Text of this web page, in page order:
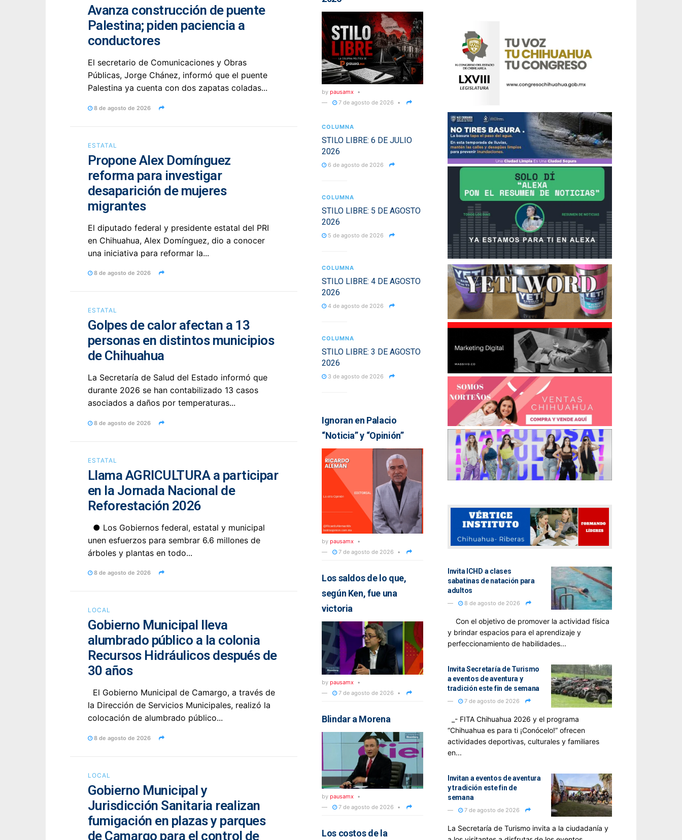
Avanza construcción de puente
Palestina; piden paciencia a
conductores
El secretario de Comunicaciones y Obras
Públicas, Jorge Chánez, informó que el puente
Palestina ya cuenta con dos zapatas coladas...
8 de agosto de 2026
ESTATAL
Propone Alex Domínguez
reforma para investigar
desaparición de mujeres
migrantes
El diputado federal y presidente estatal del PRI
en Chihuahua, Alex Domínguez, dio a conocer
una iniciativa para reformar la...
8 de agosto de 2026
ESTATAL
Golpes de calor afectan a 13
personas en distintos municipios
de Chihuahua
La Secretaría de Salud del Estado informó que
durante 2026 se han contabilizado 13 casos
asociados a daños por temperaturas...
8 de agosto de 2026
ESTATAL
Llama AGRICULTURA a participar
en la Jornada Nacional de
Reforestación 2026
● Los Gobiernos federal, estatal y municipal
unen esfuerzos para sembrar 6.6 millones de
árboles y plantas en todo...
8 de agosto de 2026
LOCAL
Gobierno Municipal lleva
alumbrado público a la colonia
Recursos Hidráulicos después de
30 años
El Gobierno Municipal de Camargo, a través de
la Dirección de Servicios Municipales, realizó la
colocación de alumbrado público...
8 de agosto de 2026
LOCAL
Gobierno Municipal y
Jurisdicción Sanitaria realizan
fumigación en plazas y parques
de Camargo para el control de
by pausamx
7 de agosto de 2026
COLUMNA
STILO LIBRE: 6 DE JULIO
2026
6 de agosto de 2026
COLUMNA
STILO LIBRE: 5 DE AGOSTO
2026
5 de agosto de 2026
COLUMNA
STILO LIBRE: 4 DE AGOSTO
2026
4 de agosto de 2026
COLUMNA
STILO LIBRE: 3 DE AGOSTO
2026
3 de agosto de 2026
Ignoran en Palacio
“Noticia” y “Opinión”
by pausamx
7 de agosto de 2026
Los saldos de lo que,
según Ken, fue una
victoria
by pausamx
7 de agosto de 2026
Blindar a Morena
by pausamx
7 de agosto de 2026
Los costos de la
Invita ICHD a clases
sabatinas de natación para
adultos
8 de agosto de 2026
Con el objetivo de promover la actividad física
y brindar espacios para el aprendizaje y
perfeccionamiento de habilidades...
Invita Secretaría de Turismo
a eventos de aventura y
tradición este fin de semana
7 de agosto de 2026
_- FITA Chihuahua 2026 y el programa
“Chihuahua es para ti ¡Conócelo!” ofrecen
actividades deportivas, culturales y familiares
en...
Invitan a eventos de aventura
y tradición este fin de
semana
7 de agosto de 2026
La Secretaría de Turismo invita a la ciudadanía y